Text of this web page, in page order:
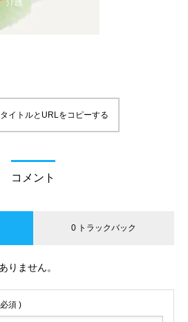
イトルとURLをコピーする
コメント
0 トラックバック
りません。
須 )